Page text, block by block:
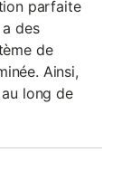
parfaite
des
de
Ainsi,
long de